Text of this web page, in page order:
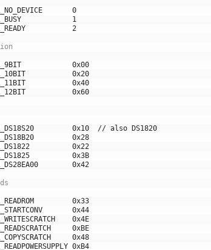
0
1
2
0x00
0x20
0x40
0x60
0x10  // also DS1820
0x28
0x22
0x3B
0x42
0x33
0x44
0x4E
0xBE
0x48
0xB4